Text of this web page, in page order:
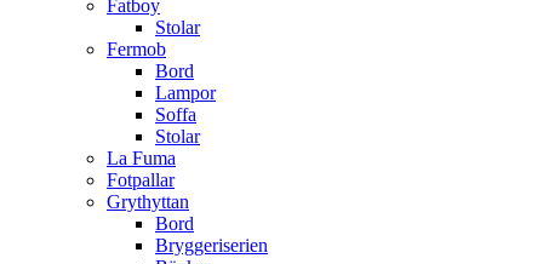
Fatboy
Stolar
Fermob
Bord
Lampor
Soffa
Stolar
La Fuma
Fotpallar
Grythyttan
Bord
Bryggeriserien